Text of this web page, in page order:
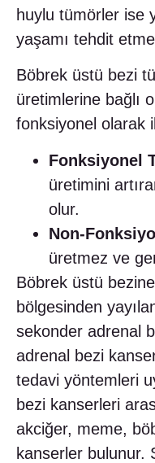
huylu tümörler ise
yaşamı tehdit
Böbrek üstü bezi
üretimlerine bağlı
fonksiyonel olarak
Fonksiyonel
üretimini
olur.
Non-
üretmez ve
Böbrek üstü
bölgesinden
sekonder adrenal
adrenal bezi
tedavi yöntemleri
bezi kanserleri
akciğer, meme,
kanserler bulunur.